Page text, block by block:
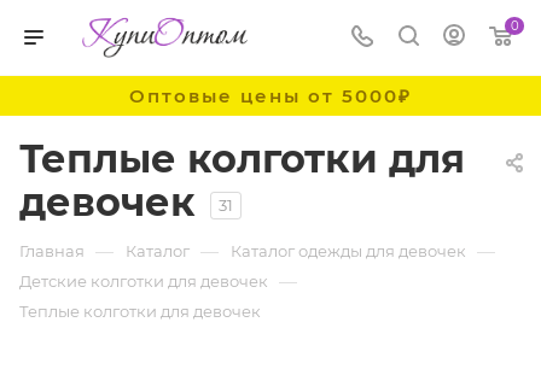
0
Оптовые цены от 5000₽
Теплые колготки для
девочек
31
Главная — Каталог — Каталог одежды для девочек —
Детские колготки для девочек —
Теплые колготки для девочек